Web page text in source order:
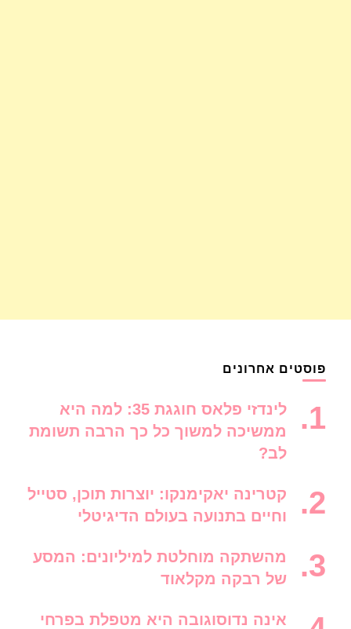
פוסטים אחרונים
לינדזי פלאס חוגגת 35: למה היא
ממשיכה למשוך כל כך הרבה תשומת
לב?
קטרינה יאקימנקו: יוצרות תוכן, סטייל
וחיים בתנועה בעולם הדיגיטלי
מהשתקה מוחלטת למיליונים: המסע
של רבקה מקלאוד
אינה נדוסוגובה היא מטפלת בפרחי